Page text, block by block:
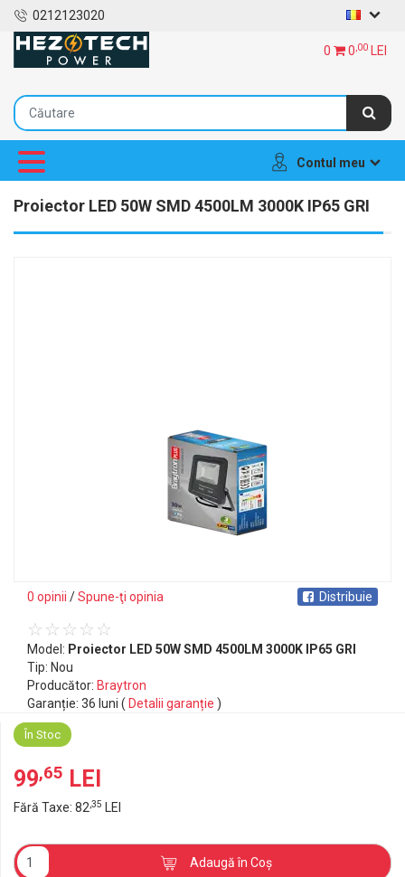
0212123020
0 0,00 LEI
Contul meu
Proiector LED 50W SMD 4500LM 3000K IP65 GRI
Distribuie
0 opinii /Spune-ţi opinia
Model: Proiector LED 50W SMD 4500LM 3000K IP65 GRI
Tip: Nou
Producător: Braytron
Garanție: 36 luni ( Detalii garanție )
În Stoc
99,65 LEI
Fără Taxe: 82,35 LEI
Adaugă în Coş